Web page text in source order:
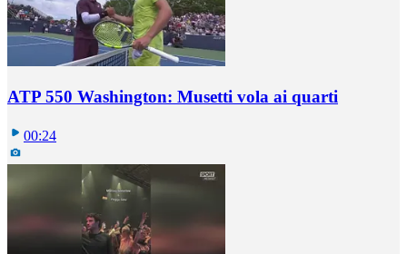
ATP 550 Washington: Musetti vola ai quarti
00:24